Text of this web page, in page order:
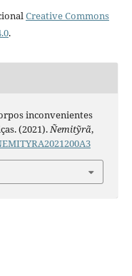
Creative Commons
.
inconvenientes
(2021).Ñemitỹrã,